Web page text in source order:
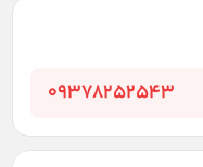
09378252543